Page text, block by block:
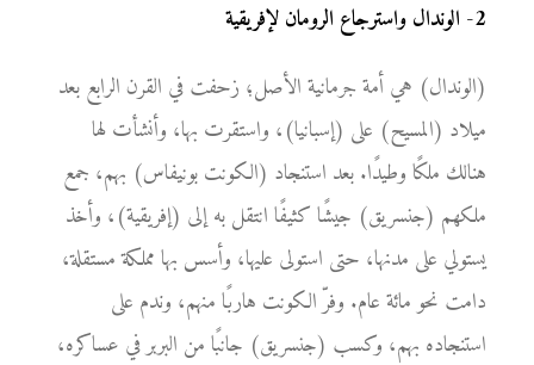
2
- الوندال واسترجاع الرومان لإفريقية
(الوندال) هي أمة جرمانية الأصل؛ زحفت في القرن الرابع بعد
ميلاد (المسيح) على (إسبانيا)، واستقرت بها، وأنشأت لها
هنالك ملكًا وطيدًا. بعد استنجاد (الكونت بونيفاس) بهم، جمع
ملكهم (جنسريق) جيشًا كثيفًا انتقل به إلى (إفريقية)، وأخذ
يستولي على مدنها، حتى استولى عليها، وأسس بها مملكة مستقلة،
دامت نحو مائة عام. وفرّ الكونت هاربًا منهم، وندم على
استنجاده بهم، وكسب (جنسريق) جانبًا من البربر في عساكره،